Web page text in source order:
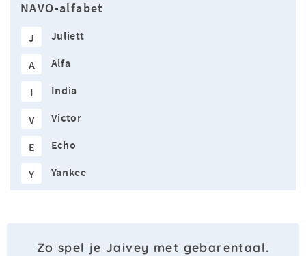
NAVO-alfabet
J Juliett
A Alfa
I India
V Victor
E Echo
Y Yankee
Zo spel je Jaivey met gebarentaal.